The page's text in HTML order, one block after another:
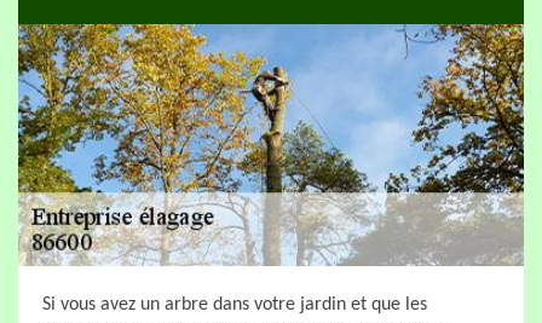
Si vous avez un arbre dans votre jardin et que les